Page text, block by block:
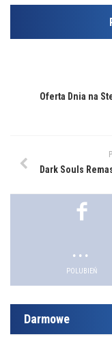
Oferta Dnia na
Dark Souls
.
POLUBIEŃ
Darmowe